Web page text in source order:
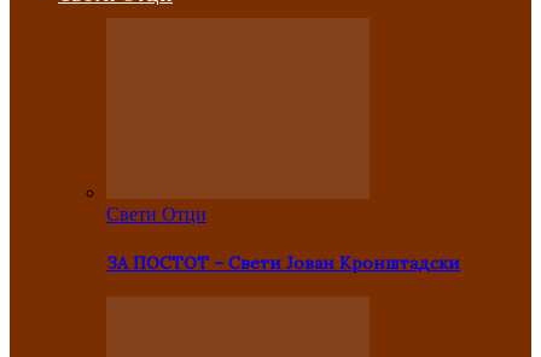
Свети Отци
ЗА ПОСТОТ – Свети Јован Кронштадски